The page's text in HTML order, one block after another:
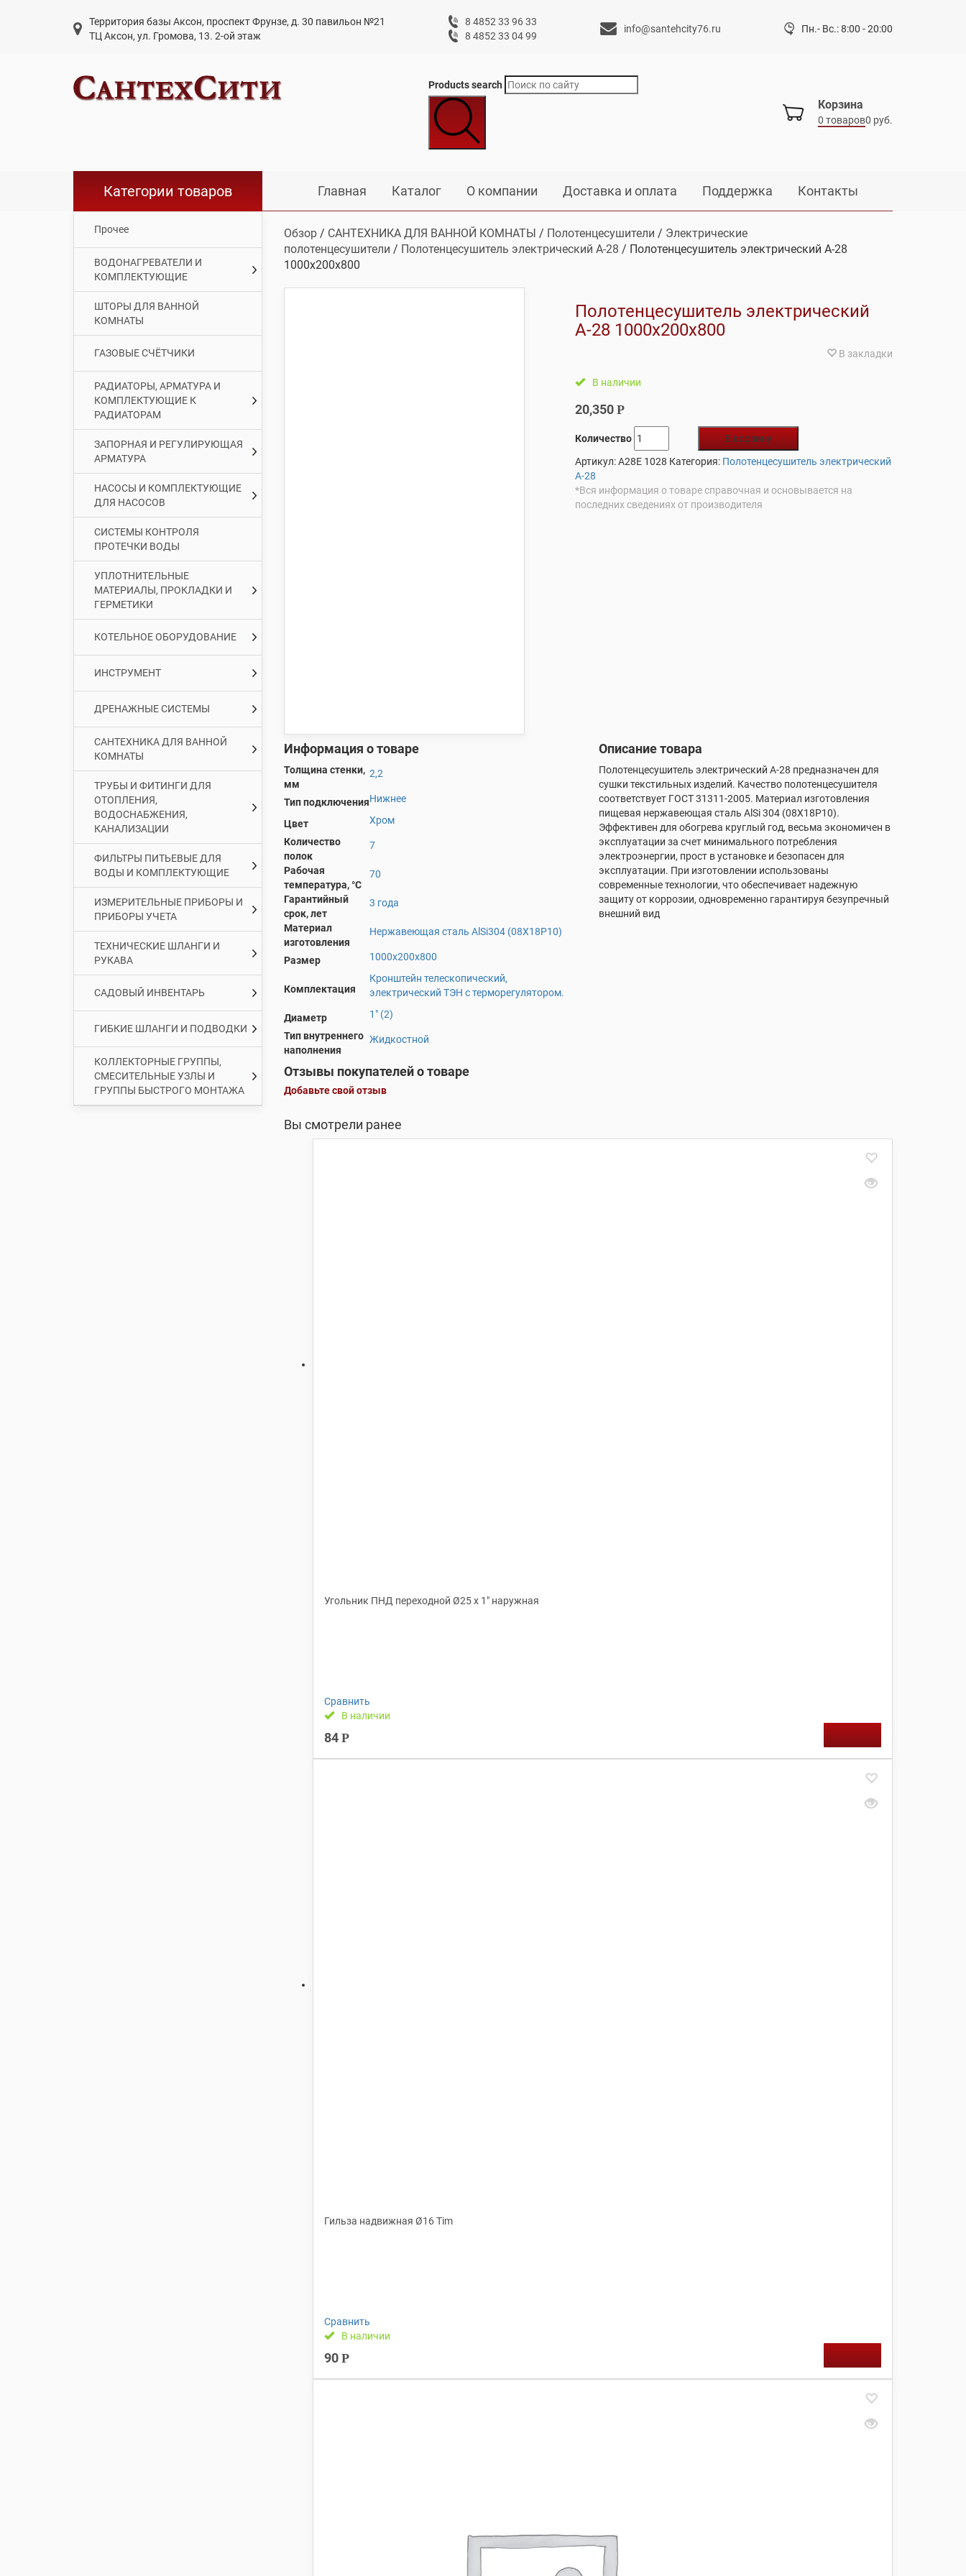
Территория базы Аксон, проспект Фрунзе, д. 30 павильон №21
ТЦ Аксон, ул. Громова, 13. 2-ой этаж
8 4852 33 96 33
8 4852 33 04 99
info@santehcity76.ru Пн.- Вс.: 8:00 - 20:00
Products search
Корзина
0 товаров0 руб.
Главная Каталог О компании Доставка и оплата Поддержка Контакты
Категории товаров
Прочее
ВОДОНАГРЕВАТЕЛИ И
КОМПЛЕКТУЮЩИЕ
ШТОРЫ ДЛЯ ВАННОЙ
КОМНАТЫ
ГАЗОВЫЕ СЧЁТЧИКИ
РАДИАТОРЫ, АРМАТУРА И
КОМПЛЕКТУЮЩИЕ К
РАДИАТОРАМ
ЗАПОРНАЯ И РЕГУЛИРУЮЩАЯ
АРМАТУРА
НАСОСЫ И КОМПЛЕКТУЮЩИЕ
ДЛЯ НАСОСОВ
СИСТЕМЫ КОНТРОЛЯ
ПРОТЕЧКИ ВОДЫ
УПЛОТНИТЕЛЬНЫЕ
МАТЕРИАЛЫ, ПРОКЛАДКИ И
ГЕРМЕТИКИ
КОТЕЛЬНОЕ ОБОРУДОВАНИЕ
ИНСТРУМЕНТ
ДРЕНАЖНЫЕ СИСТЕМЫ
САНТЕХНИКА ДЛЯ ВАННОЙ
КОМНАТЫ
ТРУБЫ И ФИТИНГИ ДЛЯ
ОТОПЛЕНИЯ,
ВОДОСНАБЖЕНИЯ,
КАНАЛИЗАЦИИ
ФИЛЬТРЫ ПИТЬЕВЫЕ ДЛЯ
ВОДЫ И КОМПЛЕКТУЮЩИЕ
ИЗМЕРИТЕЛЬНЫЕ ПРИБОРЫ И
ПРИБОРЫ УЧЕТА
ТЕХНИЧЕСКИЕ ШЛАНГИ И
РУКАВА
САДОВЫЙ ИНВЕНТАРЬ
ГИБКИЕ ШЛАНГИ И ПОДВОДКИ
КОЛЛЕКТОРНЫЕ ГРУППЫ,
СМЕСИТЕЛЬНЫЕ УЗЛЫ И
ГРУППЫ БЫСТРОГО МОНТАЖА
Обзор/ САНТЕХНИКА ДЛЯ ВАННОЙ КОМНАТЫ / Полотенцесушители / Электрические
полотенцесушители / Полотенцесушитель электрический А-28 / Полотенцесушитель электрический А-28
1000х200х800
Полотенцесушитель электрический
А-28 1000х200х800
В закладки
В наличии
20,350Р
Количество
В корзину
Артикул:A28E 1028 Категория: Полотенцесушитель электрический
А-28
*Вся информация о товаре справочная и основывается на
последних сведениях от производителя
Информация о товаре
Толщина стенки,
мм
2,2
Тип подключенияНижнее
Цвет
Хром
Количество
полок
7
Рабочая
температура, °С
70
Гарантийный
срок, лет
3 года
Материал
изготовления
Нержавеющая сталь AlSi304 (08Х18Р10)
Размер 1000х200х800
Комплектация
Кронштейн телескопический,
электрический ТЭН с терморегулятором.
Диаметр
1" (2)
Тип внутреннего
наполнения
Жидкостной
Описание товара
Полотенцесушитель электрический А-28 предназначен для
сушки текстильных изделий. Качество полотенцесушителя
соответствует ГОСТ 31311-2005. Материал изготовления
пищевая нержавеющая сталь AlSi 304 (08X18P10).
Эффективен для обогрева круглый год, весьма экономичен в
эксплуатации за счет минимального потребления
электроэнергии, прост в установке и безопасен для
эксплуатации. При изготовлении использованы
современные технологии, что обеспечивает надежную
защиту от коррозии, одновременно гарантируя безупречный
внешний вид
Отзывы покупателей о товаре
Добавьте свой отзыв
Вы смотрели ранее
Угольник ПНД переходной Ø25 х 1″ наружная
Сравнить
В наличии
84 Р
Гильза надвижная Ø16 Tim
Сравнить
В наличии
90 Р